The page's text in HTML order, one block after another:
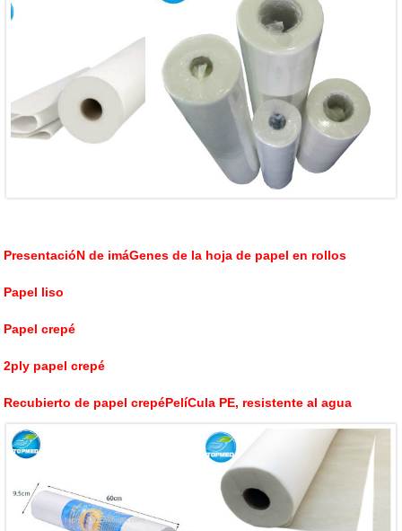
PresentacióN de imáGenes de la hoja de papel en rollos
Papel liso
Papel crepé
2ply papel crepé
Recubierto de papel crepéPelíCula PE, resistente al agua